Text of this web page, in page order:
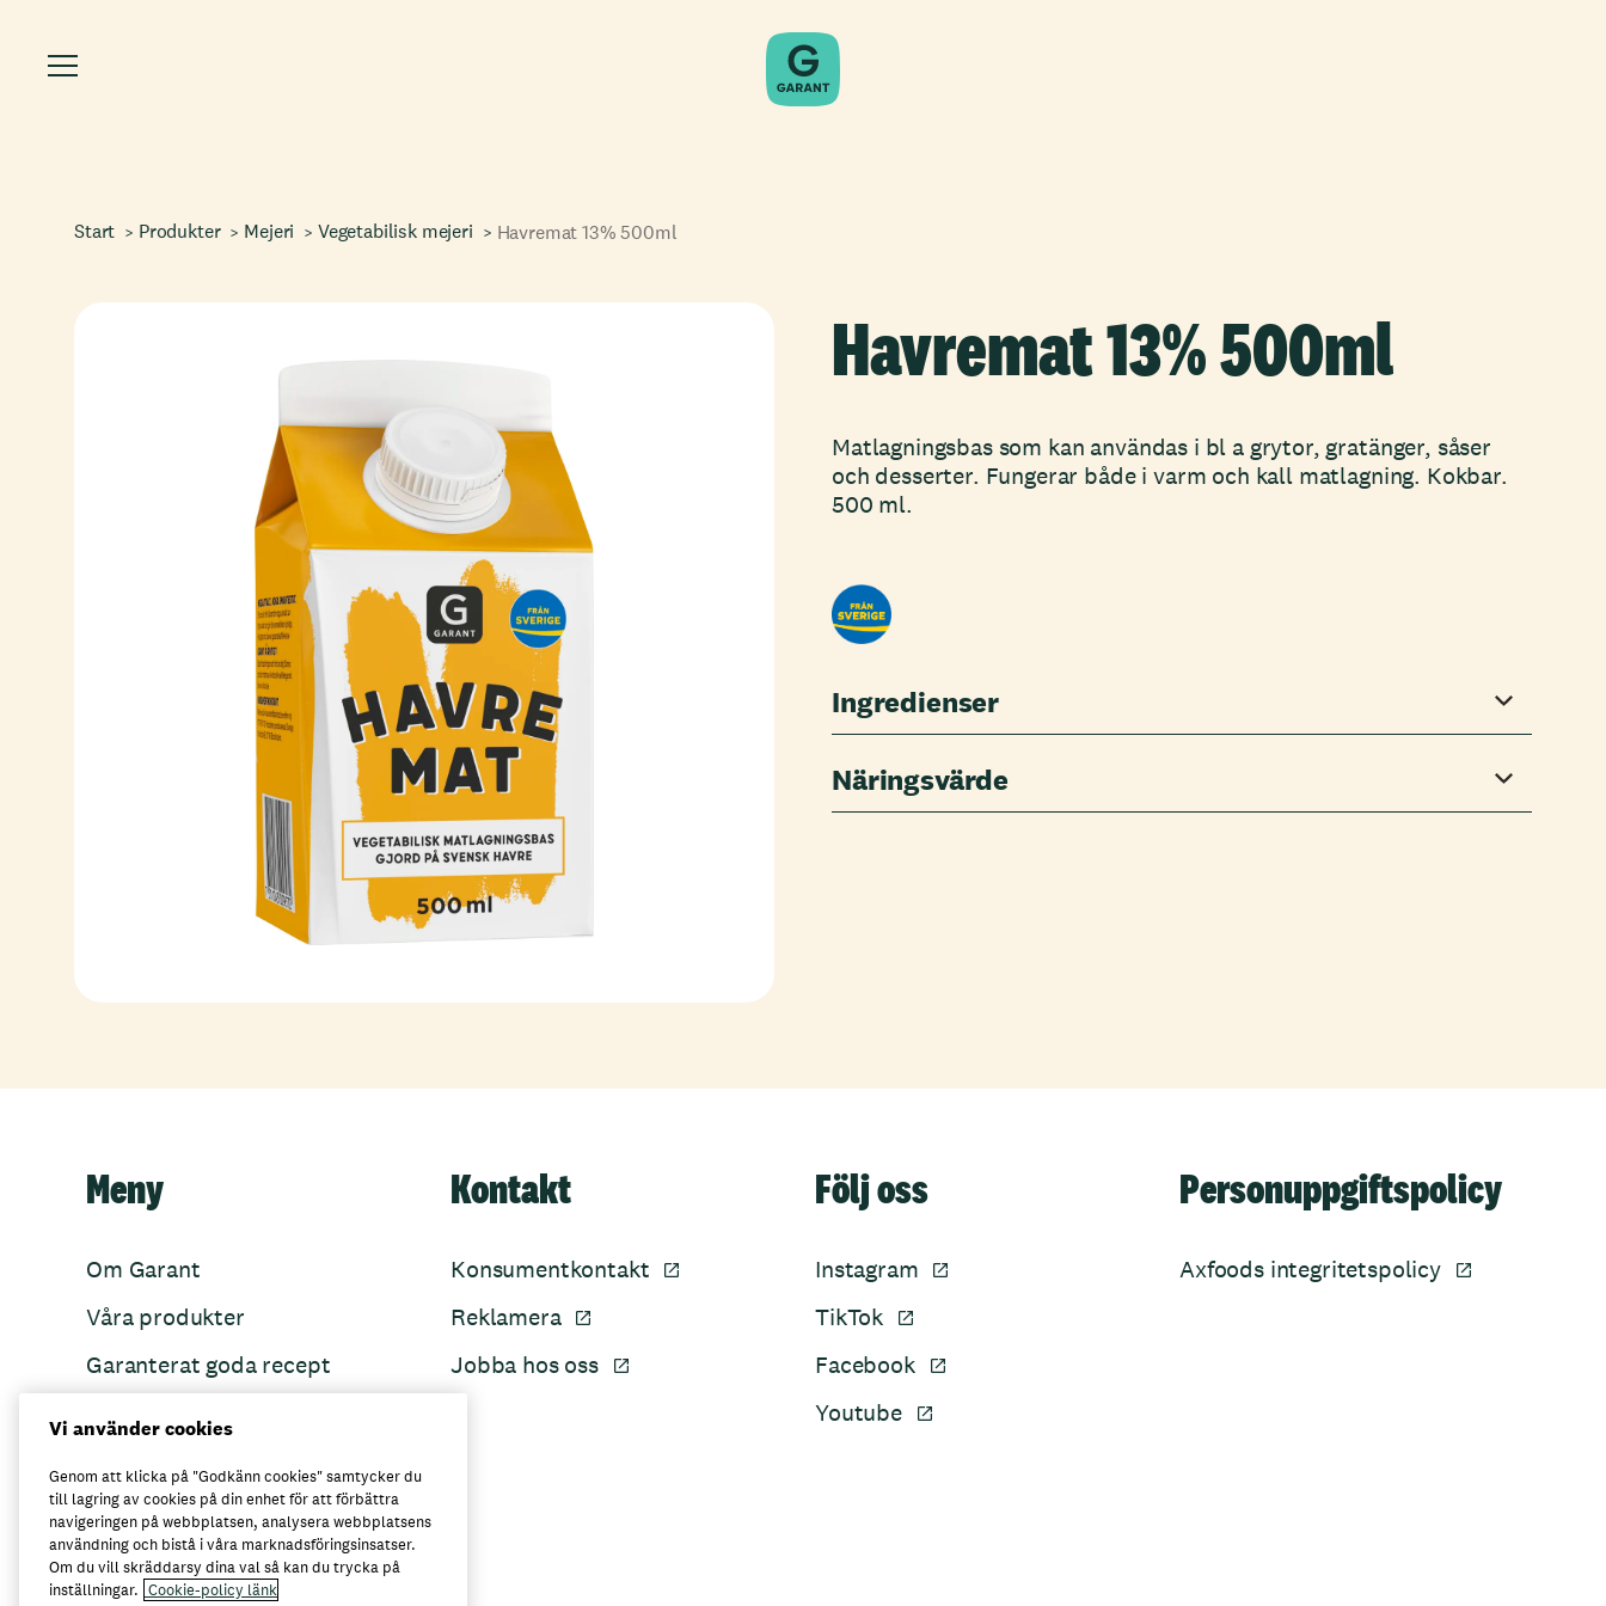
Start Produkter Mejeri Vegetabilisk mejeri Havremat 13% 500ml
Havremat 13% 500ml
Matlagningsbas som kan användas i bl a grytor, gratänger, såser
och desserter. Fungerar både i varm och kall matlagning. Kokbar.
500 ml.
Ingredienser
Näringsvärde
Meny
Om Garant
Våra produkter
Garanterat goda recept
Kontakt
Konsumentkontakt
Reklamera
Jobba hos oss
Följ oss
Instagram
TikTok
Facebook
Youtube
Personuppgiftspolicy
Axfoods integritetspolicy
Här kan du köpa Garant
Vi använder cookies
Genom att klicka på "Godkänn cookies" samtycker du
till lagring av cookies på din enhet för att förbättra
navigeringen på webbplatsen, analysera webbplatsens
användning och bistå i våra marknadsföringsinsatser.
Om du vill skräddarsy dina val så kan du trycka på
inställningar. Cookie-policy länk